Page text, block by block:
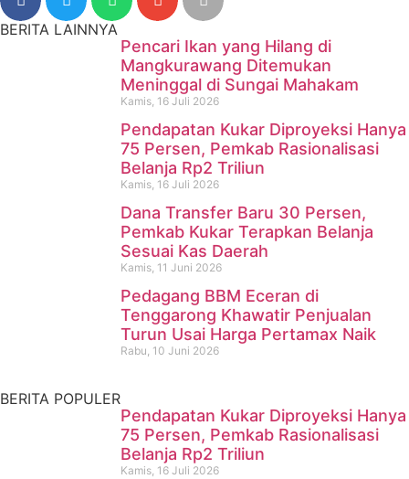
BERITA LAINNYA
Pencari Ikan yang Hilang di
Mangkurawang Ditemukan
Meninggal di Sungai Mahakam
Kamis, 16 Juli 2026
Pendapatan Kukar Diproyeksi Hanya
75 Persen, Pemkab Rasionalisasi
Belanja Rp2 Triliun
Kamis, 16 Juli 2026
Dana Transfer Baru 30 Persen,
Pemkab Kukar Terapkan Belanja
Sesuai Kas Daerah
Kamis, 11 Juni 2026
Pedagang BBM Eceran di
Tenggarong Khawatir Penjualan
Turun Usai Harga Pertamax Naik
Rabu, 10 Juni 2026
Pencari Ikan yang Hilang di
Mangkurawang Ditemukan
Meninggal di Sungai
Mahakam
BERITA POPULER
Pendapatan Kukar Diproyeksi Hanya
75 Persen, Pemkab Rasionalisasi
Belanja Rp2 Triliun
Kamis, 16 Juli 2026